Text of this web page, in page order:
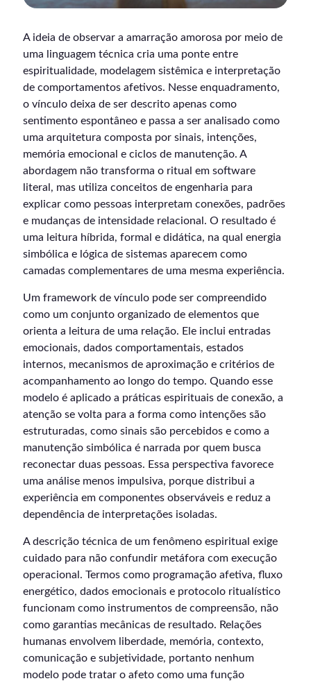
A ideia de observar a amarração amorosa por meio de
uma linguagem técnica cria uma ponte entre
espiritualidade, modelagem sistêmica e interpretação
de comportamentos afetivos. Nesse enquadramento,
o vínculo deixa de ser descrito apenas como
sentimento espontâneo e passa a ser analisado como
uma arquitetura composta por sinais, intenções,
memória emocional e ciclos de manutenção. A
abordagem não transforma o ritual em software
literal, mas utiliza conceitos de engenharia para
explicar como pessoas interpretam conexões, padrões
e mudanças de intensidade relacional. O resultado é
uma leitura híbrida, formal e didática, na qual energia
simbólica e lógica de sistemas aparecem como
camadas complementares de uma mesma experiência.
Um framework de vínculo pode ser compreendido
como um conjunto organizado de elementos que
orienta a leitura de uma relação. Ele inclui entradas
emocionais, dados comportamentais, estados
internos, mecanismos de aproximação e critérios de
acompanhamento ao longo do tempo. Quando esse
modelo é aplicado a práticas espirituais de conexão, a
atenção se volta para a forma como intenções são
estruturadas, como sinais são percebidos e como a
manutenção simbólica é narrada por quem busca
reconectar duas pessoas. Essa perspectiva favorece
uma análise menos impulsiva, porque distribui a
experiência em componentes observáveis e reduz a
dependência de interpretações isoladas.
A descrição técnica de um fenômeno espiritual exige
cuidado para não confundir metáfora com execução
operacional. Termos como programação afetiva, fluxo
energético, dados emocionais e protocolo ritualístico
funcionam como instrumentos de compreensão, não
como garantias mecânicas de resultado. Relações
humanas envolvem liberdade, memória, contexto,
comunicação e subjetividade, portanto nenhum
modelo pode tratar o afeto como uma função